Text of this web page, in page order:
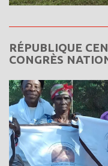
RÉPUBLIQUE
CONGRÈS